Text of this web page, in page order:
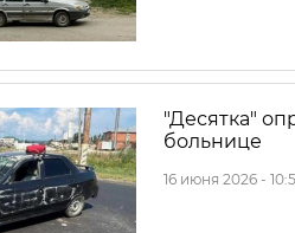
"Десятка"
больнице
16 июня 2026 -